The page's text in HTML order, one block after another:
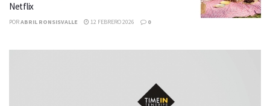
Netflix
PORABRIL RONSISVALLE 12 FEBRERO 2026 0